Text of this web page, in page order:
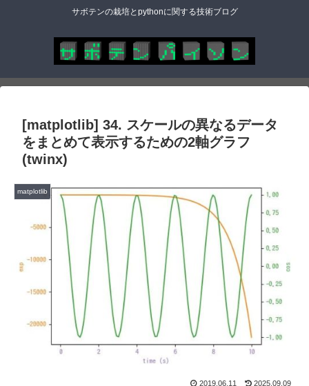
サボテンの栽培とpythonに関する技術ブログ
[matplotlib] 34. スケールの異なるデータ
をまとめて表示するための2軸グラフ
(twinx)
matplotlib
2019.06.11 2025.09.09